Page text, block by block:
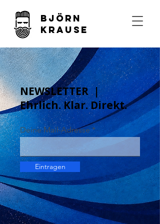
Björn
Krause
NEWSLETTER |
Ehrlich. Klar. Direkt.
Deine Mail-Adresse
Eintragen